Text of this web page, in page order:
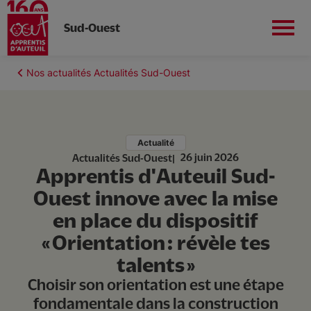
Sud-Ouest
Qui sommes-nous ?
Nos établissements
Fil Nos actualités Actualités Sud-Ouest
Actualité
Actualités Sud-Ouest 26 juin 2026
Apprentis d'Auteuil Sud-
Ouest innove avec la mise
en place du dispositif
« Orientation : révèle tes
talents »
Choisir son orientation est une étape
fondamentale dans la construction